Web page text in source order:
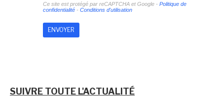
Ce site est protégé par reCAPTCHA et Google - Politique de
confidentialité- Conditions d'utilisation
SUIVRE TOUTE L'ACTUALITÉ